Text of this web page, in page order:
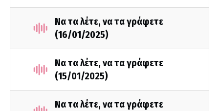
Να τα λέτε, να τα γράφετε
(16/01/2025)
Να τα λέτε, να τα γράφετε
(15/01/2025)
Να τα λέτε, να τα γράφετε